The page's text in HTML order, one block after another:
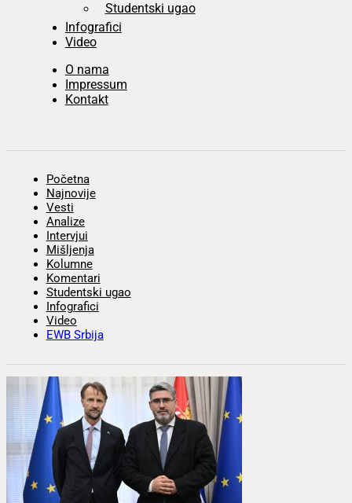
Studentski ugao
Infografici
Video
O nama
Impressum
Kontakt
Početna
Najnovije
Vesti
Analize
Intervjui
Mišljenja
Kolumne
Komentari
Studentski ugao
Infografici
Video
EWB Srbija